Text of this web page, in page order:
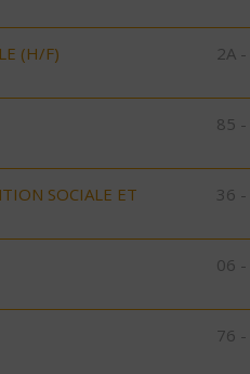
(H/F) 2A
85 -
SOCIALE ET
36
06
76